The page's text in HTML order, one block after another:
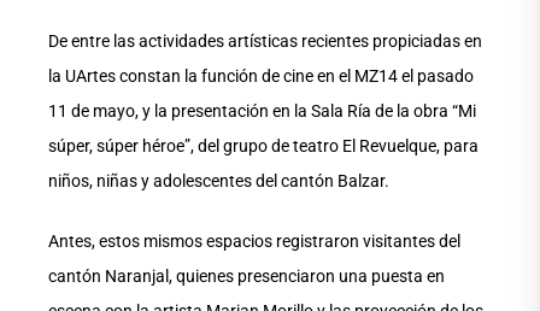
De entre las actividades artísticas recientes propiciadas en
la UArtes constan la función de cine en el MZ14 el pasado
11 de mayo, y la presentación en la Sala Ría de la obra “Mi
súper, súper héroe”, del grupo de teatro El Revuelque, para
niños, niñas y adolescentes del cantón Balzar.
Antes, estos mismos espacios registraron visitantes del
cantón Naranjal, quienes presenciaron una puesta en